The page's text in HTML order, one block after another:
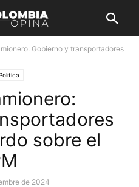
Gobierno y transportadores
sobre el
de 2024